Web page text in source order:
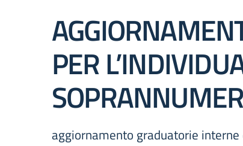
PER
aggiornamento graduatorie